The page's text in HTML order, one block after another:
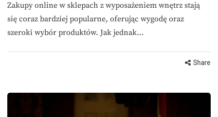
Zakupy online w sklepach z wyposażeniem wnętrz stają
się coraz bardziej popularne, oferując wygodę oraz
szeroki wybór produktów. Jak jednak…
Share